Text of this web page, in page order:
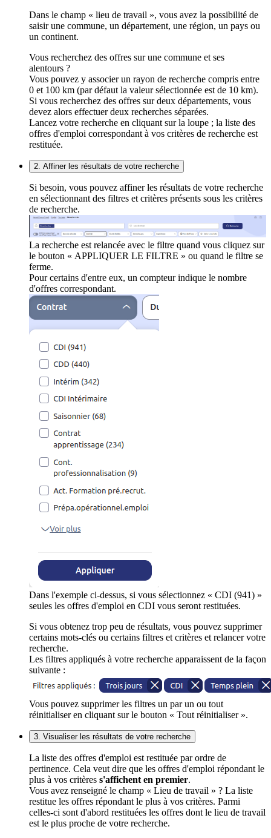
Dans le champ « lieu de travail », vous avez la possibilité de
saisir une commune, un département, une région, un pays ou
un continent.
Vous recherchez des offres sur une commune et ses
alentours ?
Vous pouvez y associer un rayon de recherche compris entre
0 et 100 km (par défaut la valeur sélectionnée est de 10 km).
Si vous recherchez des offres sur deux départements, vous
devez alors effectuer deux recherches séparées.
Lancez votre recherche en cliquant sur la loupe ; la liste des
offres d'emploi correspondant à vos critères de recherche est
restituée.
2. Affiner les résultats de votre recherche
Si besoin, vous pouvez affiner les résultats de votre recherche
en sélectionnant des filtres et critères présents sous les critères
de recherche.
La recherche est relancée avec le filtre quand vous cliquez sur
le bouton « APPLIQUER LE FILTRE » ou quand le filtre se
ferme.
Pour certains d'entre eux, un compteur indique le nombre
d'offres correspondant.
Dans l'exemple ci-dessus, si vous sélectionnez « CDI (941) »
seules les offres d'emploi en CDI vous seront restituées.
Si vous obtenez trop peu de résultats, vous pouvez supprimer
certains mots-clés ou certains filtres et critères et relancer votre
recherche.
Les filtres appliqués à votre recherche apparaissent de la façon
suivante :
Vous pouvez supprimer les filtres un par un ou tout
réinitialiser en cliquant sur le bouton « Tout réinitialiser ».
3. Visualiser les résultats de votre recherche
La liste des offres d'emploi est restituée par ordre de
pertinence. Cela veut dire que les offres d'emploi répondant le
plus à vos critères s'affichent en premier.
Vous avez renseigné le champ « Lieu de travail » ? La liste
restitue les offres répondant le plus à vos critères. Parmi
celles-ci sont d'abord restituées les offres dont le lieu de travail
est le plus proche de votre recherche.